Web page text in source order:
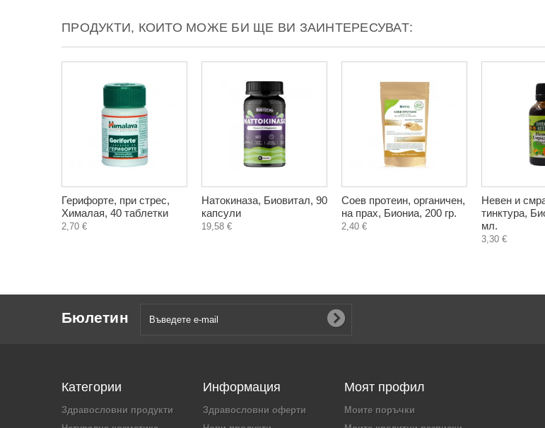
ПРОДУКТИ, КОИТО МОЖЕ БИ ЩЕ ВИ ЗАИНТЕРЕСУВАТ:
Герифорте, при стрес,
Хималая, 40 таблетки
2,70 €
Натокиназа, Биовитал, 90
капсули
19,58 €
Соев протеин, органичен,
на прах, Биониа, 200 гр.
2,40 €
Невен и
тинктура,
мл.
3,30 €
Бюлетин
Категории
Здравословни продукти
Информация
Здравословни оферти
Моят профил
Моите поръчки